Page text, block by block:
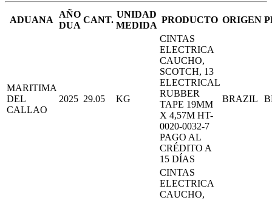
ADUANA
AÑO
DUA
CANT.
UNIDAD
MEDIDA
PRODUCTO ORIGEN
MARITIMA
DEL
CALLAO
2025 29.05 KG
CINTAS
ELECTRICA
CAUCHO,
SCOTCH, 13
ELECTRICAL
RUBBER
TAPE 19MM
X 4,57M HT-
0020-0032-7
PAGO AL
CRÉDITO A
15 DÍAS
BRAZIL
CINTAS
ELECTRICA
CAUCHO,